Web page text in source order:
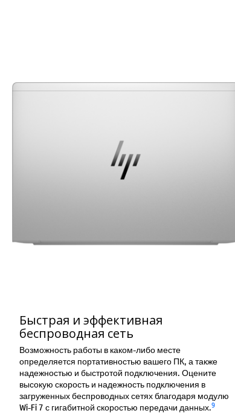
Быстрая и эффективная
беспроводная сеть
Возможность работы в каком-либо месте
определяется портативностью вашего ПК, а также
надежностью и быстротой подключения. Оцените
высокую скорость и надежность подключения в
загруженных беспроводных сетях благодаря модулю
Wi-Fi 7 с гигабитной скоростью передачи данных.9